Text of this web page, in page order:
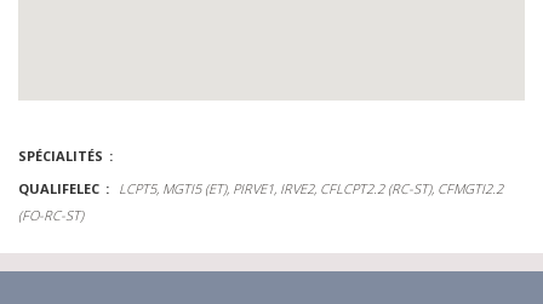
SPÉCIALITÉS
QUALIFELEC
LCPT5, MGTI5 (ET), PIRVE1, IRVE2, CFLCPT2.2 (RC-ST), CFMGTI2.2
(FO-RC-ST)